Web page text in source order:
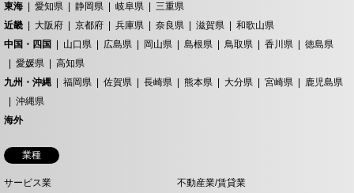
東海
愛知県 静岡県 岐阜県
三重県
近畿
大阪府 京都府 兵庫県 奈良県 滋賀県
和歌山県
中国・四国
山口県 広島県 岡山県 島根県 鳥取県 香川県
徳島県
愛媛県
高知県
九州・沖縄
福岡県 佐賀県 長崎県 熊本県 大分県 宮崎県
鹿児島県
沖縄県
海外
業種
サービス業
不動産業/賃貸業